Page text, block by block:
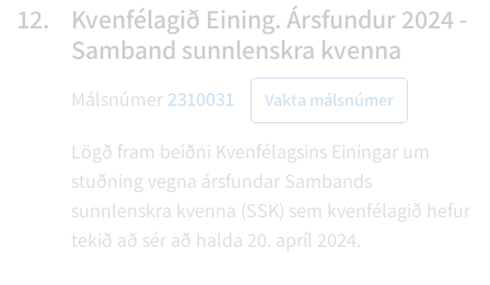
12.
Kvenfélagið Eining. Ársfundur 2024 -
Samband sunnlenskra kvenna
Málsnúmer 2310031 Vakta málsnúmer
Lögð fram beiðni Kvenfélagsins Einingar um
stuðning vegna ársfundar Sambands
sunnlenskra kvenna (SSK) sem kvenfélagið hefur
tekið að sér að halda 20. apríl 2024.